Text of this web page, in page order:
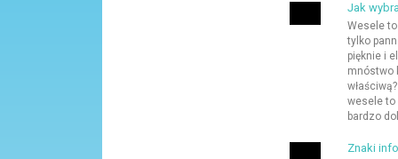
Jak
Wesele
tylko
pięknie i
mnóstwo
wesele to
bardzo
Znaki